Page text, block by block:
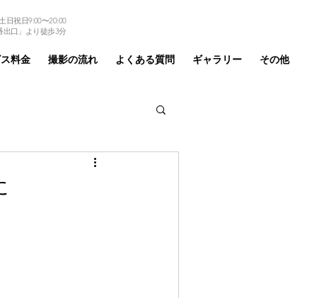
日祝日9:00〜20:00
出口」より徒歩3分
料金 撮影の流れ よくある質問 ギャラリー その他